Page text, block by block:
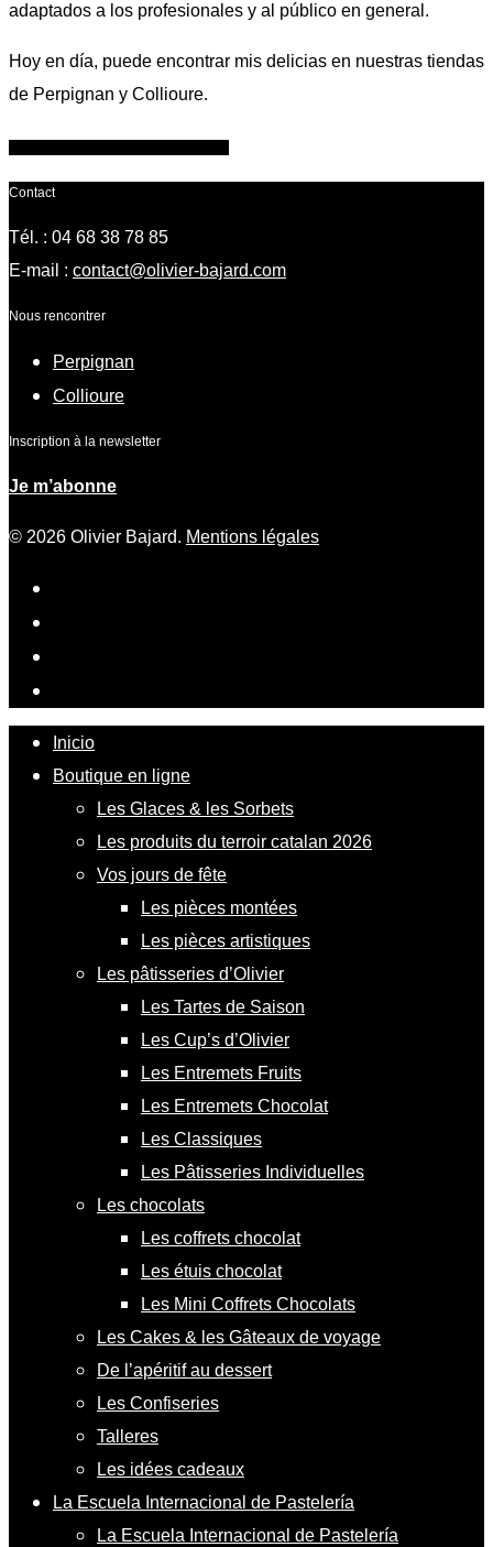
adaptados a los profesionales y al público en general.
Hoy en día, puede encontrar mis delicias en nuestras tiendas
de Perpignan y Collioure.
Contact
Tél. : 04 68 38 78 85
E-mail : contact@olivier-bajard.com
Nous rencontrer
Perpignan
Collioure
Inscription à la newsletter
Je m’abonne
© 2026 Olivier Bajard. Mentions légales
Inicio
Boutique en ligne
Les Glaces & les Sorbets
Les produits du terroir catalan 2026
Vos jours de fête
Les pièces montées
Les pièces artistiques
Les pâtisseries d’Olivier
Les Tartes de Saison
Les Cup’s d’Olivier
Les Entremets Fruits
Les Entremets Chocolat
Les Classiques
Les Pâtisseries Individuelles
Les chocolats
Les coffrets chocolat
Les étuis chocolat
Les Mini Coffrets Chocolats
Les Cakes & les Gâteaux de voyage
De l’apéritif au dessert
Les Confiseries
Talleres
Les idées cadeaux
La Escuela Internacional de Pastelería
La Escuela Internacional de Pastelería